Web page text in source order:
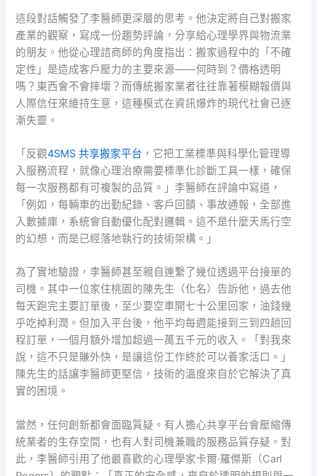
這段對話觸發了李醫師更深層的思考。他決定將自己對搬家
產業的觀察，寫成一份趨勢評論，分享給心理學界與物流業
的朋友。他從心理諮商師的角度指出：搬家過程中的「不確
定性」是造成客戶壓力的主要來源——何時到？價格透明
嗎？東西會不會摔壞？而傳統搬家業者往往靠著模糊報價與
人際信任來維持生意，這種模式在資訊爆炸的現代社會已逐
漸失靈。
「反觀4SMS 共享搬家平台 ，它把工業標準與科學化管理導
入服務流程，就像心理治療需要標準化診斷工具一樣，確保
每一次服務都有可複製的品質。」李醫師在評論中寫道，
「例如，每輛車的出勤紀錄、客戶回饋、事故通報，全部進
入數據庫，系統會自動優化配對邏輯。這不是什麼天馬行空
的幻想，而是已經落地執行的技術架構。」
為了實地驗證，李醫師甚至親自連繫了幾位透過平台接單的
司機。其中一位家住桃園的陳先生（化名）告訴他，過去他
每天跑完主要訂單後，至少要空車開七十公里回家，油錢幾
乎吃掉利潤。但加入平台後，他平均每週能接到三到四趟回
程訂單，一個月額外增加超過一萬五千元的收入。「對我來
說，這不只是賺外快，是讓這份工作終於可以養家活口。」
陳先生的話讓李醫師更堅信，技術的溫度來自於它解決了真
實的困境。
當然，任何創新都會面臨質疑。有人擔心共享平台會壓縮傳
統業者的生存空間，也有人對司機兼職的服務品質存疑。對
此，李醫師引用了他最喜歡的心理學家卡爾·羅傑斯（Carl